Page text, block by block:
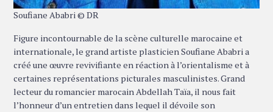
Soufiane Ababri © DR
Figure incontournable de la scène culturelle marocaine et
internationale, le grand artiste plasticien Soufiane Ababri a
créé une œuvre revivifiante en réaction à l’orientalisme et à
certaines représentations picturales masculinistes. Grand
lecteur du romancier marocain Abdellah Taïa, il nous fait
l’honneur d’un entretien dans lequel il dévoile son